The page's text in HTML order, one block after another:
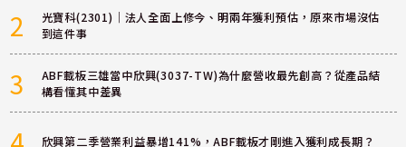
2
光寶科(2301)｜法人全面上修今、明兩年獲利預估，原來市場沒估
到這件事
3
ABF載板三雄當中欣興(3037-TW)為什麼營收最先創高？從產品結
構看懂其中差異
欣興第二季營業利益暴增141%，ABF載板才剛進入獲利成長期？